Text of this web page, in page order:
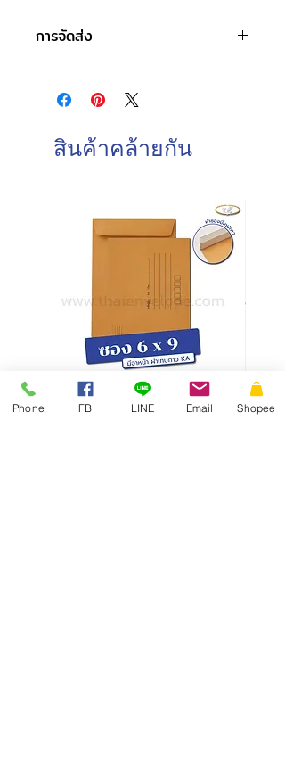
สามารถทำได้ทุกรูปแบบที่ลูกค้าต้องการ
รับผลิตเท่านั้นกรุณาติดต่อเราเพื่อสั่งผลิต
"ติดต่อเราได้ที่นี่"
หรือแอดไลน์
@thaienvelope
การจัดส่ง
จันทร์-เสาร์ : 8.00-17.00 น.
วันอาทิตย์ : ปิดทำการ
สั่งซื้อก่อนเวลา 10.00 น. สามารถจัดส่ง
ภายในวันเดียวกัน
การสั่งซื้อหลังเวลา 10.00น.จัดส่ง
ภายในวันทำการถัดไป
สินค้าคล้ายกัน
Phone FB LINE Email Shopee